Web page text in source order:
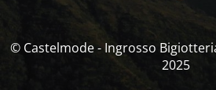
© Castelmode - Ingrosso
2025